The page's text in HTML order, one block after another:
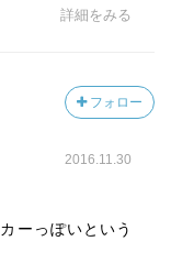
詳細をみる
フォロー
2016.11.30
ーっぽいという